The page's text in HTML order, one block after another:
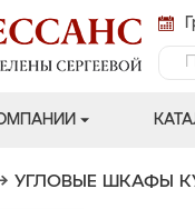
УГЛОВЫЕ ШКАФЫ